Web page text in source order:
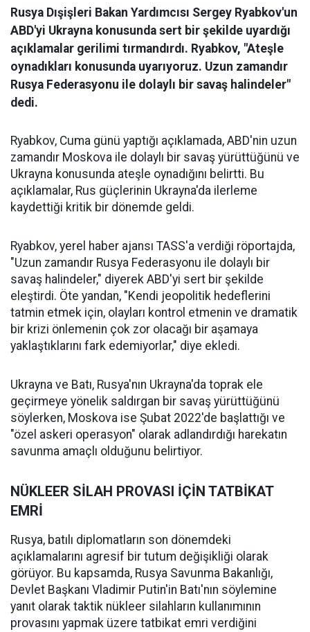
Rusya Dışişleri Bakan Yardımcısı Sergey Ryabkov'un
ABD'yi Ukrayna konusunda sert bir şekilde uyardığı
açıklamalar gerilimi tırmandırdı. Ryabkov, "Ateşle
oynadıkları konusunda uyarıyoruz. Uzun zamandır
Rusya Federasyonu ile dolaylı bir savaş halindeler"
dedi.
Ryabkov, Cuma günü yaptığı açıklamada, ABD'nin uzun
zamandır Moskova ile dolaylı bir savaş yürüttüğünü ve
Ukrayna konusunda ateşle oynadığını belirtti. Bu
açıklamalar, Rus güçlerinin Ukrayna'da ilerleme
kaydettiği kritik bir dönemde geldi.
Ryabkov, yerel haber ajansı TASS'a verdiği röportajda,
"Uzun zamandır Rusya Federasyonu ile dolaylı bir
savaş halindeler," diyerek ABD'yi sert bir şekilde
eleştirdi. Öte yandan, "Kendi jeopolitik hedeflerini
tatmin etmek için, olayları kontrol etmenin ve dramatik
bir krizi önlemenin çok zor olacağı bir aşamaya
yaklaştıklarını fark edemiyorlar," diye ekledi.
Ukrayna ve Batı, Rusya'nın Ukrayna'da toprak ele
geçirmeye yönelik saldırgan bir savaş yürüttüğünü
söylerken, Moskova ise Şubat 2022'de başlattığı ve
"özel askeri operasyon" olarak adlandırdığı harekatın
savunma amaçlı olduğunu belirtiyor.
NÜKLEER SİLAH PROVASI İÇİN TATBİKAT
EMRİ
Rusya, batılı diplomatların son dönemdeki
açıklamalarını agresif bir tutum değişikliği olarak
görüyor. Bu kapsamda, Rusya Savunma Bakanlığı,
Devlet Başkanı Vladimir Putin'in Batı'nın söylemine
yanıt olarak taktik nükleer silahların kullanımının
provasını yapmak üzere tatbikat emri verdiğini